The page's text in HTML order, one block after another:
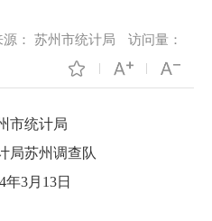
： 苏州市统计局 访问量：
市统计局
局苏州调查队
年3月 13日